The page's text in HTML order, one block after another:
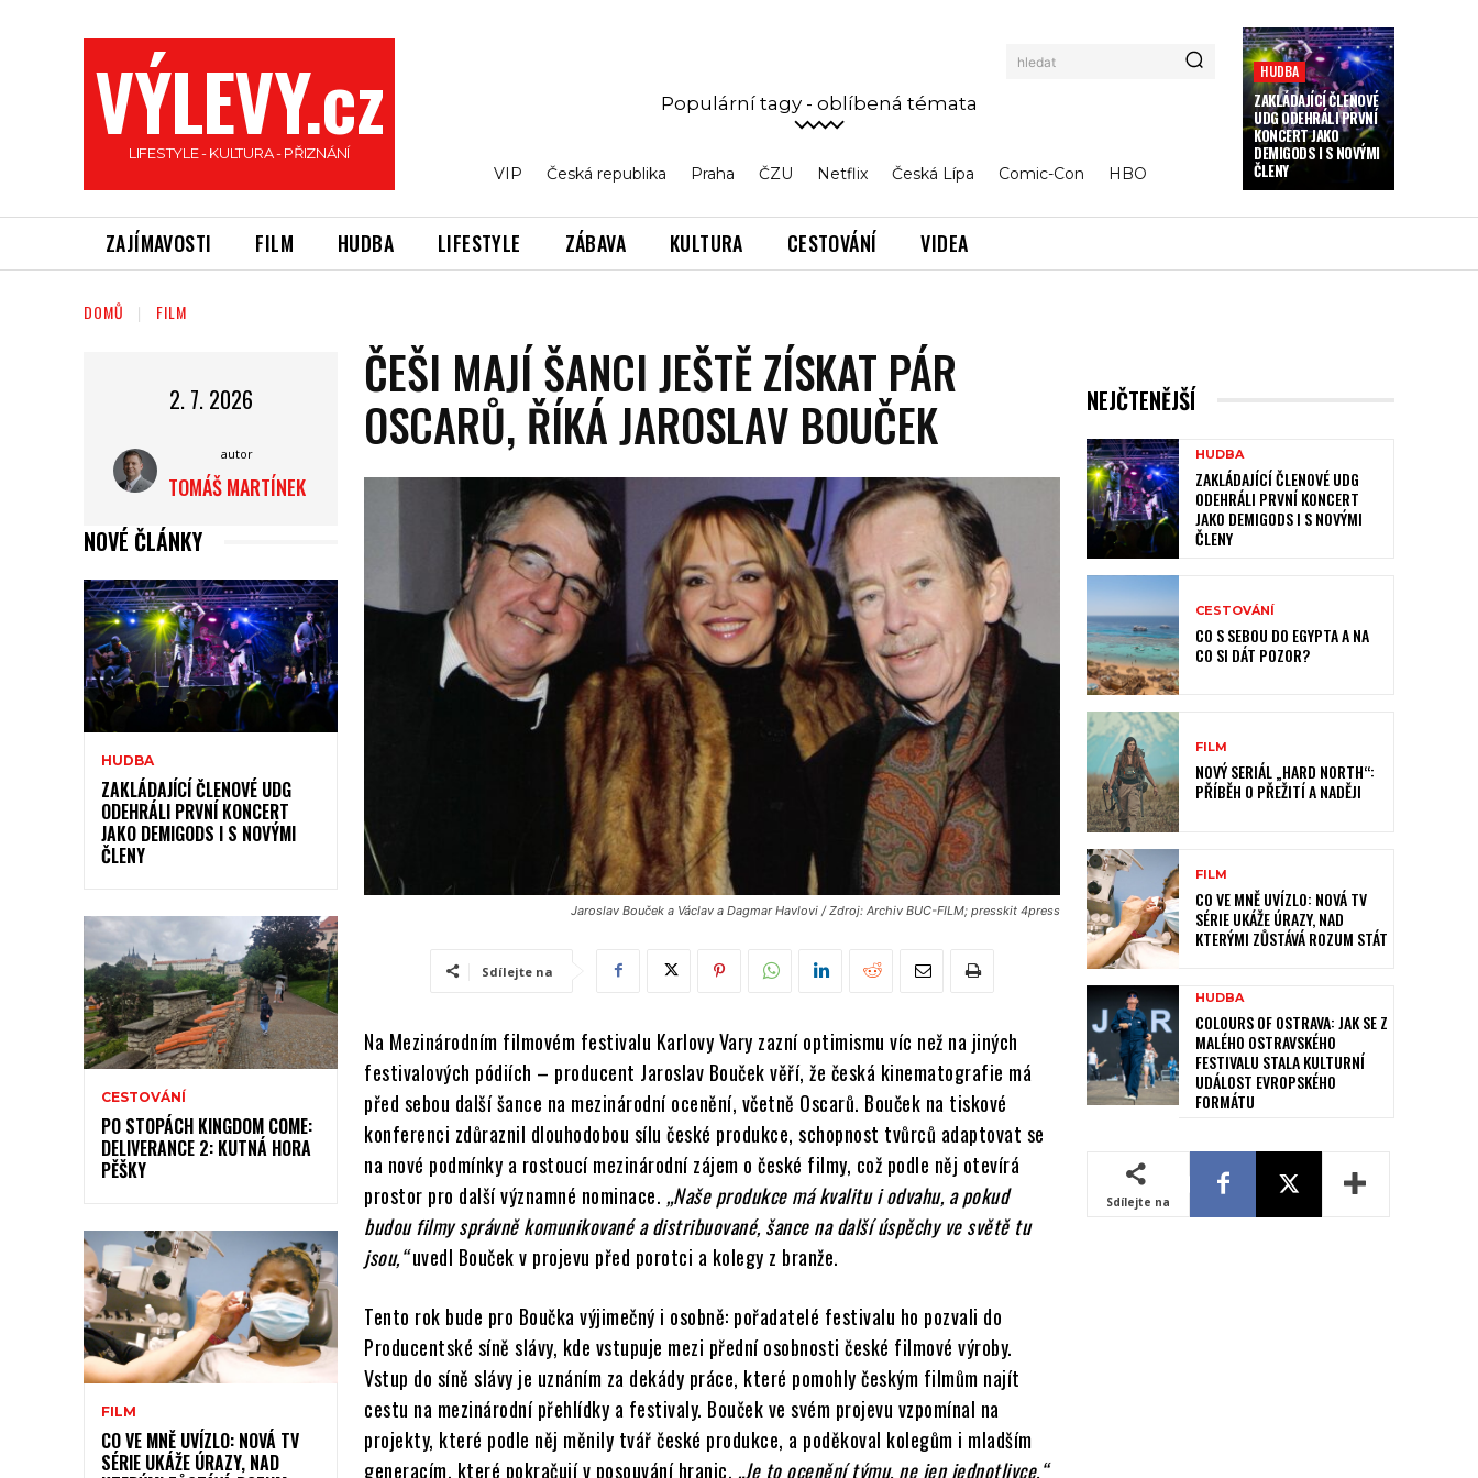
VÝLEVY.cz
LIFESTYLE - KULTURA - PŘIZNÁNÍ
hledat
Populární tagy - oblíbená témata
VIP Česká republika Praha ČZU Netflix Česká Lípa Comic-Con HBO
HUDBA
ZAKLÁDAJÍCÍ ČLENOVÉ
UDG ODEHRÁLI PRVNÍ
KONCERT JAKO
DEMIGODS I S NOVÝMI
ČLENY
ZAJÍMAVOSTI FILM HUDBA LIFESTYLE ZÁBAVA KULTURA CESTOVÁNÍ VIDEA
DOMŮ FILM
2. 7. 2026
autor
TOMÁŠ MARTÍNEK
NOVÉ ČLÁNKY
HUDBA
ZAKLÁDAJÍCÍ ČLENOVÉ UDG
ODEHRÁLI PRVNÍ KONCERT
JAKO DEMIGODS I S NOVÝMI
ČLENY
CESTOVÁNÍ
PO STOPÁCH KINGDOM COME:
DELIVERANCE 2: KUTNÁ HORA
PĚŠKY
FILM
CO VE MNĚ UVÍZLO: NOVÁ TV
SÉRIE UKÁŽE ÚRAZY, NAD
ČEŠI MAJÍ ŠANCI JEŠTĚ ZÍSKAT PÁR
OSCARŮ, ŘÍKÁ JAROSLAV BOUČEK
Jaroslav Bouček a Václav a Dagmar Havlovi / Zdroj: Archiv BUC-FILM; presskit 4press
Sdílejte na
Na Mezinárodním filmovém festivalu Karlovy Vary zazní optimismu víc než na jiných
festivalových pódiích – producent Jaroslav Bouček věří, že česká kinematografie má
před sebou další šance na mezinárodní ocenění, včetně Oscarů. Bouček na tiskové
konferenci zdůraznil dlouhodobou sílu české produkce, schopnost tvůrců adaptovat se
na nové podmínky a rostoucí mezinárodní zájem o české filmy, což podle něj otevírá
prostor pro další významné nominace. „Naše produkce má kvalitu i odvahu, a pokud
budou filmy správně komunikované a distribuované, šance na další úspěchy ve světě tu
jsou,“uvedl Bouček v projevu před porotci a kolegy z branže.
Tento rok bude pro Boučka výjimečný i osobně: pořadatelé festivalu ho pozvali do
Producentské síně slávy, kde vstupuje mezi přední osobnosti české filmové výroby.
Vstup do síně slávy je uznáním za dekády práce, které pomohly českým filmům najít
cestu na mezinárodní přehlídky a festivaly. Bouček ve svém projevu vzpomínal na
projekty, které podle něj měnily tvář české produkce, a poděkoval kolegům i mladším
generacím, které pokračují v posouvání hranic. „Je to ocenění týmu, ne jen jednotlivce,“
NEJČTENĚJŠÍ
HUDBA
ZAKLÁDAJÍCÍ ČLENOVÉ UDG
ODEHRÁLI PRVNÍ KONCERT
JAKO DEMIGODS I S NOVÝMI
ČLENY
CESTOVÁNÍ
CO S SEBOU DO EGYPTA A NA
CO SI DÁT POZOR?
FILM
NOVÝ SERIÁL „HARD NORTH“:
PŘÍBĚH O PŘEŽITÍ A NADĚJI
FILM
CO VE MNĚ UVÍZLO: NOVÁ TV
SÉRIE UKÁŽE ÚRAZY, NAD
KTERÝMI ZŮSTÁVÁ ROZUM STÁT
HUDBA
COLOURS OF OSTRAVA: JAK SE Z
MALÉHO OSTRAVSKÉHO
FESTIVALU STALA KULTURNÍ
UDÁLOST EVROPSKÉHO
FORMÁTU
Sdílejte na